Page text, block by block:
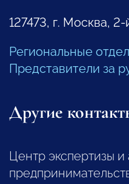
127473, г. Москва,
Региональные
Представители за
Другие
Центр экспертизы